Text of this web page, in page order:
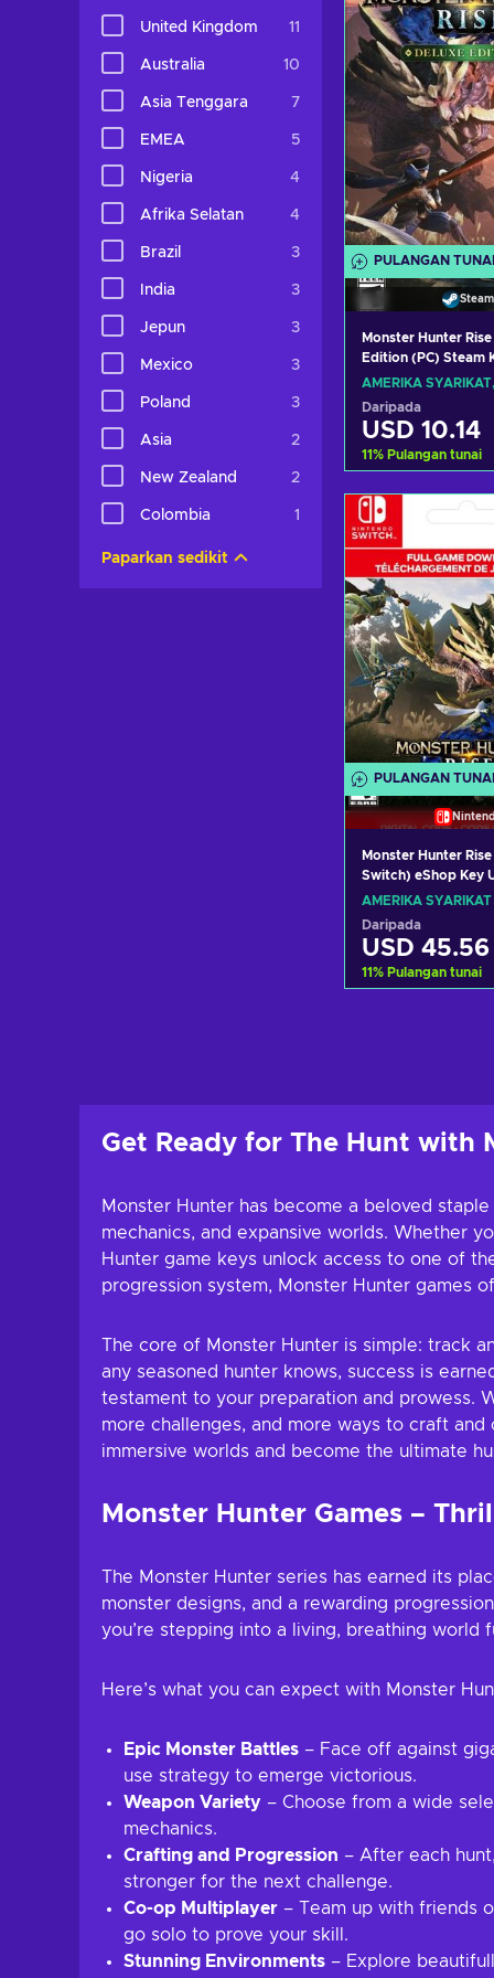
United Kingdom 11
Australia 10
Asia Tenggara 7
EMEA 5
Nigeria 4
Afrika Selatan 4
Brazil 3
India 3
Jepun 3
Mexico 3
Poland 3
Asia 2
New Zealand 2
Colombia 1
Paparkan sedikit
Lihat
PULANGAN TUNAI
Steam
Monster Hunter
Edition (PC) Steam
STATES/CANADA
AMERIKA
Daripada
USD 10.14
11% Pulangan tunai
PULANGAN TUNAI
Monster Hunter
Switch) eShop Key
STATES
AMERIKA SYARIKAT
Daripada
USD 45.56
11% Pulangan tunai
Get Ready for The Hunt with
Monster Hunter has become a beloved
mechanics, and expansive worlds. Whether
Hunter game keys unlock access to one of
progression system, Monster Hunter games
The core of Monster Hunter is simple: track
any seasoned hunter knows, success is
testament to your preparation and prowess.
more challenges, and more ways to craft
immersive worlds and become the ultimate
Monster Hunter Games –
The Monster Hunter series has earned its
monster designs, and a rewarding
you’re stepping into a living, breathing
Here’s what you can expect with Monster
Epic Monster Battles – Face off against
use strategy to emerge victorious.
Weapon Variety – Choose from a wide
mechanics.
Crafting and Progression – After each
stronger for the next challenge.
Co-op Multiplayer – Team up with friends
go solo to prove your skill.
Stunning Environments – Explore